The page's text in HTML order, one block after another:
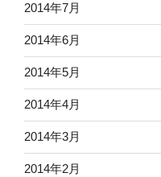
2014年7月
2014年6月
2014年5月
2014年4月
2014年3月
2014年2月